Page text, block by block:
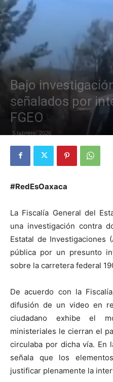
Bajo
señalados por
FGEO
5 febrero, 2026
#RedEsOaxaca
La Fiscalía General del
una investigación contra
Estatal de Investigaciones
pública por un presunto
sobre la carretera federal
De acuerdo con la
difusión de un video en
ciudadano exhibe el
ministeriales le cierran el
circulaba por dicha vía. En
señala que los
justificar plenamente la